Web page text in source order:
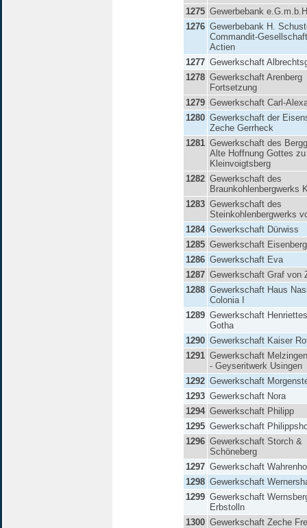
1275 Gewerbebank
1276 Gewerbebank H.
Commandit-
Actien
1277 Gewerkschaft
1278 Gewerkschaft Arenberg
Fortsetzung
1279 Gewerkschaft Carl-
1280 Gewerkschaft der
Zeche Gerrheck
1281 Gewerkschaft des
Alte Hoffnung Gottes zu
Kleinvoigtsberg
1282 Gewerkschaft des
Braunkohlenbergwerks
1283 Gewerkschaft des
Steinkohlenbergwerks
1284 Gewerkschaft Dürwiss
1285 Gewerkschaft Eisenberg
1286 Gewerkschaft Eva
1287 Gewerkschaft Graf von
1288 Gewerkschaft Haus
Colonia I
1289 Gewerkschaft
Gotha
1290 Gewerkschaft Kaiser
1291 Gewerkschaft
- Geyseritwerk Usingen
1292 Gewerkschaft
1293 Gewerkschaft Nora
1294 Gewerkschaft Philipp
1295 Gewerkschaft
1296 Gewerkschaft Storch &
Schöneberg
1297 Gewerkschaft
1298 Gewerkschaft
1299 Gewerkschaft
Erbstolln
1300 Gewerkschaft Zeche